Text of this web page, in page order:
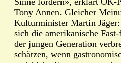
Tony Annen. Gleicher
Kulturminister Martin
sich die amerikanische
der jungen Generation
schätzen, wenn